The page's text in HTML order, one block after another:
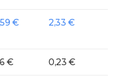
€ 2,33 €
€ 0,23 €